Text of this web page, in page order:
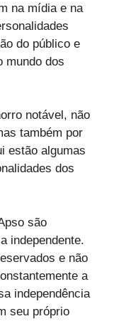
na mídia e na
do público e
mundo dos
notável, não
também por
estão algumas
dos
são
independente.
e não
a
independência
seu próprio